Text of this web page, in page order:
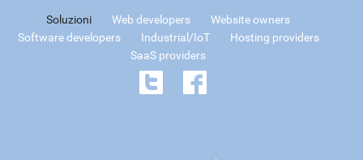
Soluzioni Web developers
Website owners
Software developers
Industrial/IoT
Hosting providers
SaaS providers